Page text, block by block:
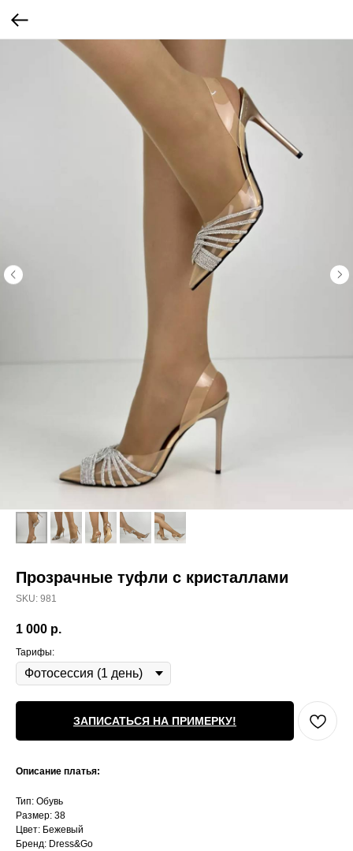
Прозрачные туфли с кристаллами
SKU: 981
1 000 р.
Тарифы:
ЗАПИСАТЬСЯ НА ПРИМЕРКУ!
Описание платья:
Тип: Обувь
Размер: 38
Цвет: Бежевый
Бренд: Dress&Go